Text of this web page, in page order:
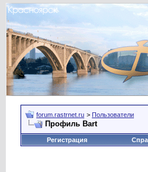
forum.rastrnet.ru > Пользователи
Профиль Bart
Регистрация